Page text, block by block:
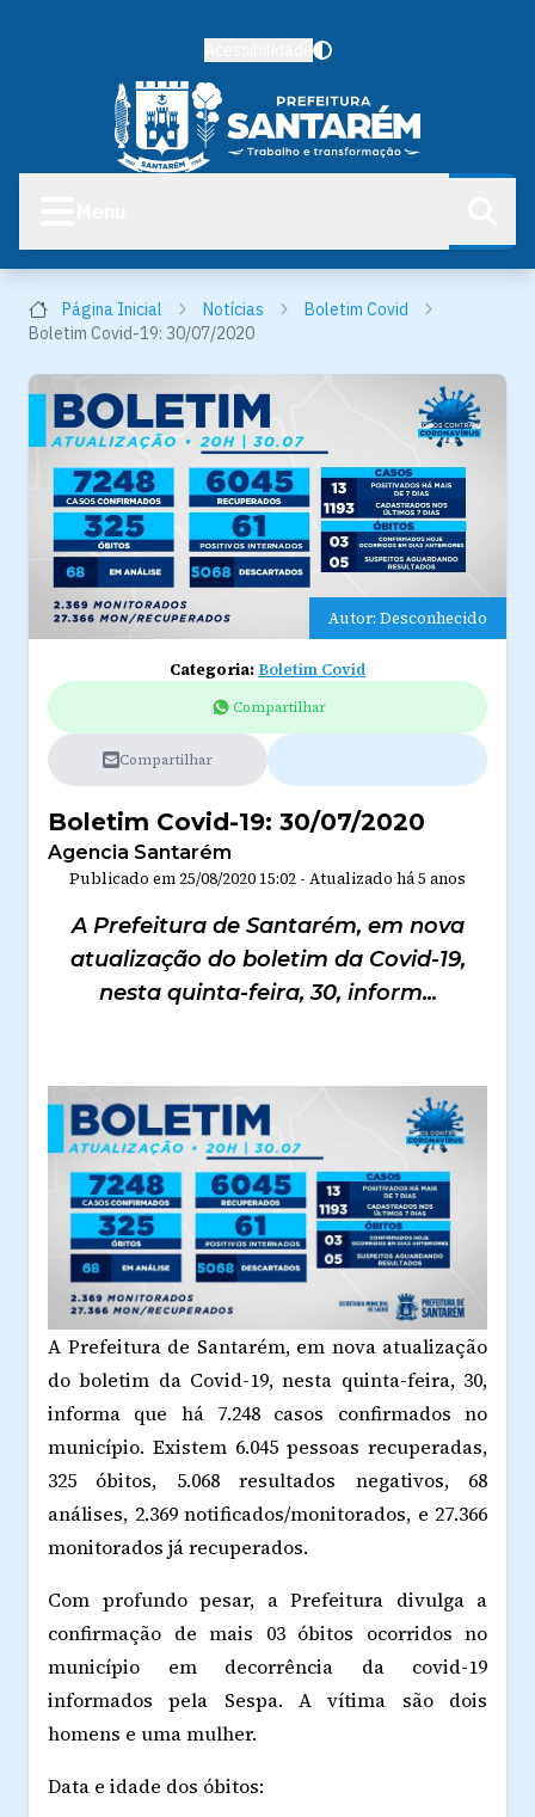
Página Inicial Notícias
Boletim Covid
Boletim Covid-19: 30/07/2020
Autor: Desconhecido
Categoria:Boletim Covid
Compartilhar
Compartilhar
Boletim Covid-19: 30/07/2020
Agencia Santarém
Publicado em 25/08/2020 15:02 - Atualizado há 5 anos
A Prefeitura de Santarém, em nova
atualização do boletim da Covid-19,
nesta quinta-feira, 30, inform...
A Prefeitura de Santarém, em nova atualização
do boletim da Covid-19, nesta quinta-feira, 30,
informa que há 7.248 casos confirmados no
município. Existem 6.045 pessoas recuperadas,
325 óbitos, 5.068 resultados negativos, 68
análises, 2.369 notificados/monitorados, e 27.366
monitorados já recuperados.
Com profundo pesar, a Prefeitura divulga a
confirmação de mais 03 óbitos ocorridos no
município em decorrência da covid-19
informados pela Sespa. A vítima são dois
homens e uma mulher.
Data e idade dos óbitos: